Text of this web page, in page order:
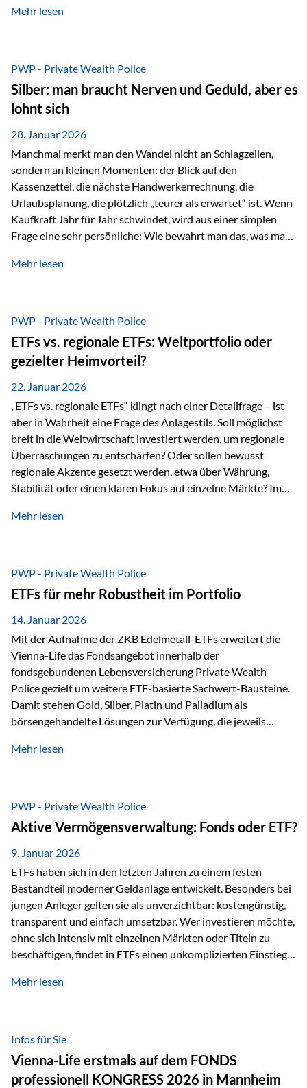
starken Anstiegen. Diese verändern jedoch nicht die
von geopolitischen Spannungen, einer stark ausgeweiteten
Geldmenge sowie strukturellen Verschiebungen an den
Kapitalmärkten geprägt ist, bleibt Gold ein bewährter Anker.
Nicht, weil…
Mehr lesen
PWP - Private Wealth Police
Silber: man braucht Nerven und Geduld, aber es
lohnt sich
28. Januar 2026
Manchmal merkt man den Wandel nicht an Schlagzeilen,
sondern an kleinen Momenten: der Blick auf den
Kassenzettel, die nächste Handwerkerrechnung, die
Urlaubsplanung, die plötzlich „teurer als erwartet“ ist. Wenn
Kaufkraft Jahr für Jahr schwindet, wird aus einer simplen
Frage eine sehr persönliche: Wie bewahrt man das, was man
Sachwerten mit einer Investition in Sachwerte zu
gerade dann, wenn Märkte nervös werden,…
Mehr lesen
PWP - Private Wealth Police
ETFs vs. regionale ETFs: Weltportfolio oder
gezielter Heimvorteil?
22. Januar 2026
„ETFs vs. regionale ETFs“ klingt nach einer Detailfrage – ist
aber in Wahrheit eine Frage des Anlagestils. Soll möglichst
breit in die Weltwirtschaft investiert werden, um regionale
Überraschungen zu entschärfen? Oder sollen bewusst
regionale Akzente gesetzt werden, etwa über Währung,
Stabilität oder einen klaren Fokus auf einzelne Märkte? Im
Wealth Police der Vienna-Life lassen sich beide Ansätze
Risikostreuung, Inflationsrobustheit und Stabilisierung. 1)
Die Philosophiefrage: breit oder bewusst? Global investieren
bedeutet: Das Portfolio bildet die Weltmärkte möglichst
breit ab, ohne die…
Mehr lesen
PWP - Private Wealth Police
ETFs für mehr Robustheit im Portfolio
14. Januar 2026
Mit der Aufnahme der ZKB Edelmetall-ETFs erweitert die
Vienna-Life das Fondsangebot innerhalb der
fondsgebundenen Lebensversicherung Private Wealth
Police gezielt um weitere ETF-basierte Sachwert-Bausteine.
Damit stehen Gold, Silber, Platin und Palladium als
börsengehandelte Lösungen zur Verfügung, die jeweils
dabei nicht auf einzelnen Marktmeinungen, sondern auf
Inflationsrobustheit und Stabilisierung – eingebettet in eine
liechtensteinische Versicherungsstruktur. Die
Sicherheitsarchitektur: Liechtenstein als Strukturprinzip Die
Private Wealth Police positioniert sich mit einer dreistufigen
Sicherheitsarchitektur, die auf mehreren Ebenen ansetzt:
Stufe 1: Versicherer-Ebene • Versicherung mit…
Mehr lesen
PWP - Private Wealth Police
Aktive Vermögensverwaltung: Fonds oder ETF?
9. Januar 2026
ETFs haben sich in den letzten Jahren zu einem festen
Bestandteil moderner Geldanlage entwickelt. Besonders bei
jungen Anleger gelten sie als unverzichtbar: kostengünstig,
transparent und einfach umsetzbar. Wer investieren möchte,
ohne sich intensiv mit einzelnen Märkten oder Titeln zu
beschäftigen, findet in ETFs einen unkomplizierten Einstieg
werden häufig kritisch betrachtet. Sie gelten als teurer,
Beide Ansätze haben ihre Berechtigung und ihre Stärken
entfalten sie oft gerade in Kombination. ETFs: Effizient, breit
gestreut und klar strukturiert…
Mehr lesen
Infos für Sie
Vienna-Life erstmals auf dem FONDS
professionell KONGRESS 2026 in Mannheim